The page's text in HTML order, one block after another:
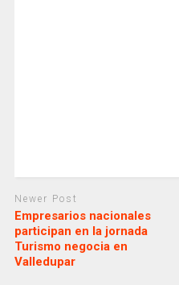
Newer Post
Empresarios nacionales
participan en la jornada
Turismo negocia en
Valledupar